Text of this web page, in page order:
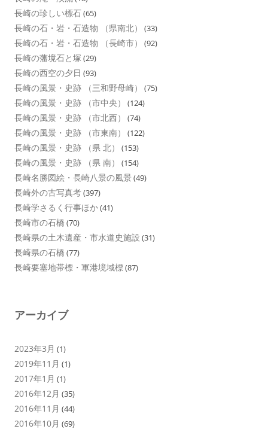
長崎の珍しい標石(65)
長崎の石・岩・石造物 （県南北） (33)
長崎の石・岩・石造物 （長崎市） (92)
長崎の藩境石と塚 (29)
長崎の西空の夕日 (93)
長崎の風景・史跡 （三和野母崎） (75)
長崎の風景・史跡 （市中央） (124)
長崎の風景・史跡 （市北西） (74)
長崎の風景・史跡 （市東南） (122)
長崎の風景・史跡 （県 北） (153)
長崎の風景・史跡 （県 南） (154)
長崎名勝図絵・長崎八景の風景 (49)
長崎外の古写真考(397)
長崎学さるく行事ほか(41)
長崎市の石橋 (70)
長崎県の土木遺産・市水道史施設 (31)
長崎県の石橋 (77)
長崎要塞地帯標・軍港境域標(87)
アーカイブ
2023年3月 (1)
2019年11月 (1)
2017年1月 (1)
2016年12月 (35)
2016年11月 (44)
2016年10月 (69)